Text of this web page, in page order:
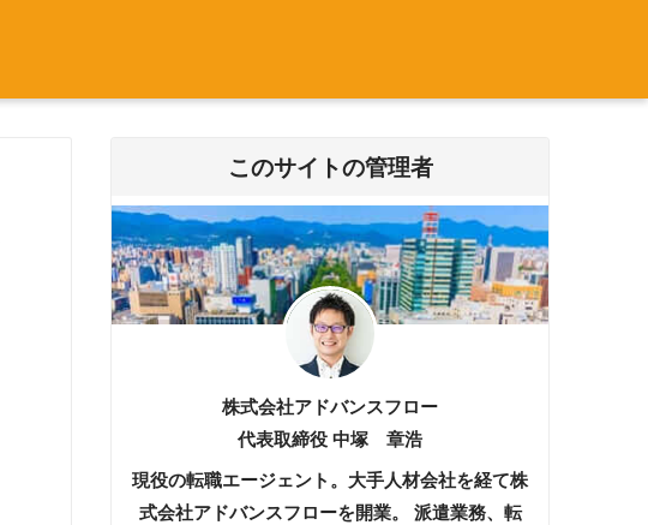
このサイトの管理者
株式会社アドバンスフロー
代表取締役 中塚 章浩
現役の転職エージェント。大手人材会社を経て株
式会社アドバンスフローを開業。 派遣業務、転